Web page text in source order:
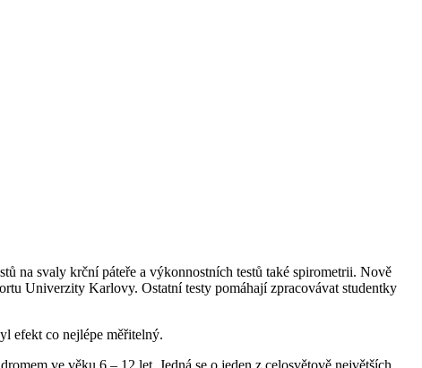
na svaly krční páteře a výkonnostních testů také spirometrii. Nově
Univerzity Karlovy. Ostatní testy pomáhají zpracovávat studentky
efekt co nejlépe měřitelný.
ve věku 6 – 12 let. Jedná se o jeden z celosvětově největších